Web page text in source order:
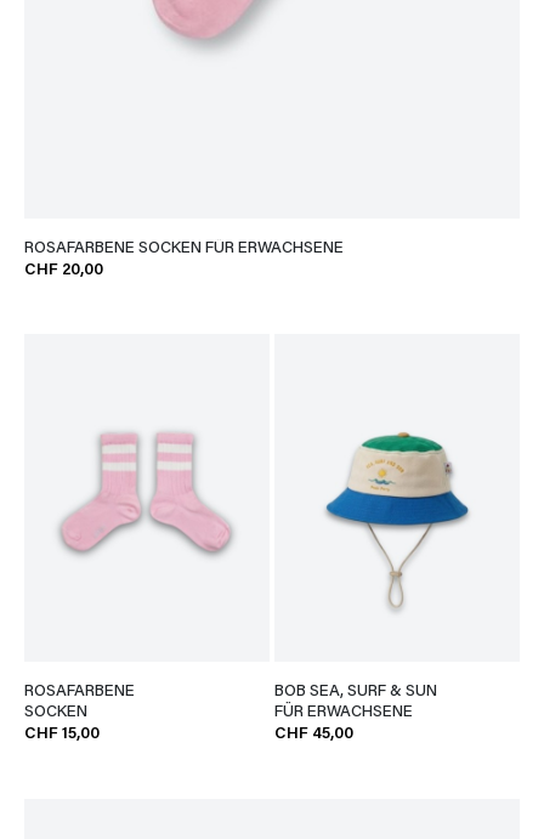
ROSAFARBENE SOCKEN FÜR ERWACHSENE
CHF 20,00
ROSAFARBENE
SOCKEN
CHF 15,00
BOB SEA, SURF & SUN
FÜR ERWACHSENE
CHF 45,00